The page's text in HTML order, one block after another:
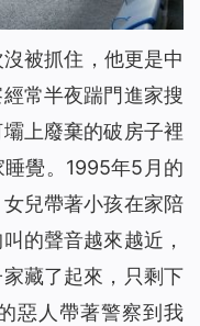
被抓住，他更是中
常半夜踹門進家搜
上廢棄的破房子裡
覺。1995年5月的
兒帶著小孩在家陪
的聲音越來越近，
藏了起來，只剩下
惡人帶著警察到我